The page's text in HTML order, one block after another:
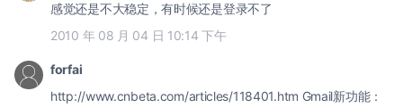
感觉还是不大稳定，有时候还是登录不了
2010 年 08 月 04 日 10:14 下午
forfai
http://www.cnbeta.com/articles/118401.htm Gmail新功能：